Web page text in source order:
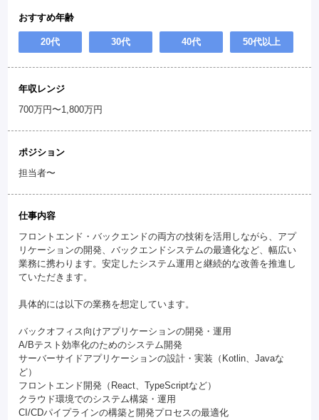
おすすめ年齢
20代 30代 40代 50代以上
年収レンジ
700万円〜1,800万円
ポジション
担当者〜
仕事内容
フロントエンド・バックエンドの両方の技術を活用しながら、アプ
リケーションの開発、バックエンドシステムの最適化など、幅広い
業務に携わります。安定したシステム運用と継続的な改善を推進し
ていただきます。
具体的には以下の業務を想定しています。
バックオフィス向けアプリケーションの開発・運用
A/Bテスト効率化のためのシステム開発
サーバーサイドアプリケーションの設計・実装（Kotlin、Javaな
ど）
フロントエンド開発（React、TypeScriptなど）
クラウド環境でのシステム構築・運用
CI/CDパイプラインの構築と開発プロセスの最適化